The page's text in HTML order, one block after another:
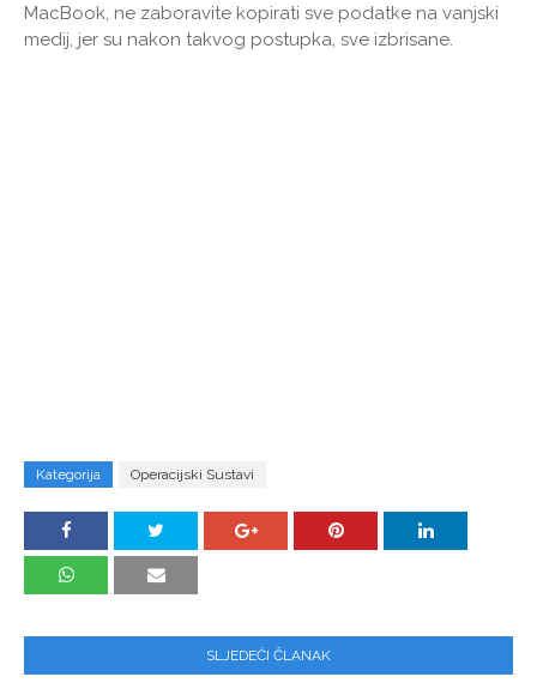
MacBook, ne zaboravite kopirati sve podatke na vanjski
medij, jer su nakon takvog postupka, sve izbrisane.
Kategorija Operacijski Sustavi
SLJEDEĆI ČLANAK